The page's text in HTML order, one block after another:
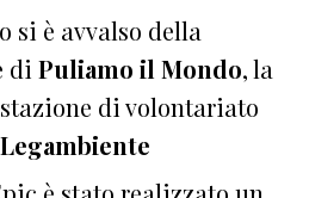
si è avvalso della
di Puliamo il Mondo, la
di volontariato
Legambiente